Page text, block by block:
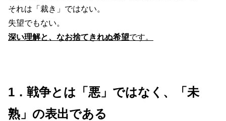
それは「裁き」ではない。
失望でもない。
深い理解と、なお捨てきれぬ希望です。
1．戦争とは「悪」ではなく、「未
熟」の表出である